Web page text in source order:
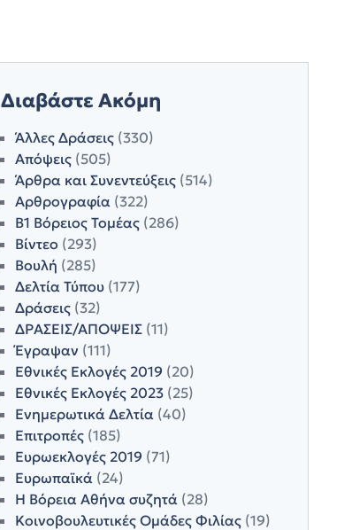
Διαβάστε Ακόμη
Άλλες Δράσεις(330)
Απόψεις(505)
Άρθρα και Συνεντεύξεις(514)
Αρθρογραφία(322)
Β1 Βόρειος Τομέας(286)
Βίντεο (293)
Βουλή (285)
Δελτία Τύπου(177)
Δράσεις(32)
ΔΡΑΣΕΙΣ/ΑΠΟΨΕΙΣ(11)
Έγραψαν (111)
Εθνικές Εκλογές 2019 (20)
Εθνικές Εκλογές 2023(25)
Ενημερωτικά Δελτία(40)
Επιτροπές(185)
Ευρωεκλογές 2019 (71)
Ευρωπαϊκά(24)
Η Βόρεια Αθήνα συζητά(28)
Κοινοβουλευτικές Ομάδες Φιλίας(19)